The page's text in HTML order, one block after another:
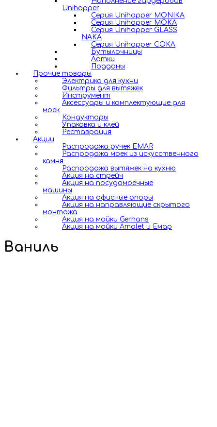
Unihopper
Серия Unihopper MONIKA
Серия Unihopper MOKA
Серия Unihopper GLASS
NAKA
Серия Unihopper COKA
Бутылочницы
Лотки
Поддоны
Прочие товары
Электрика для кухни
Фильтры для вытяжек
Инструмент
Аксессуары и комплектующие для
моек
Кондукторы
Упаковка и клей
Реставрация
Акции
Распродажа ручек EMAR
Распродажа моек из искусственного
камня
Распродажа вытяжек на кухню
Акция на стрейч
Акция на посудомоечные
машины
Акция на офисные опоры
Акция на направляющие скрытого
монтажа
Акция на мойки Gerhans
Акция на мойки Amalet и Емар
Ваниль